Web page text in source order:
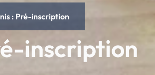
: Pré-inscription
inscription